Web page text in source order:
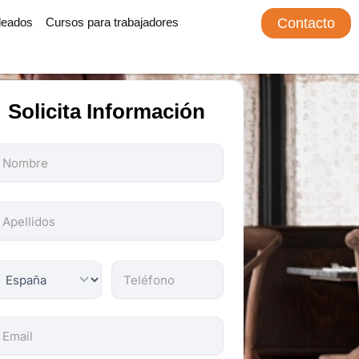
Cursos para trabajadores Contacto
Solicita Información